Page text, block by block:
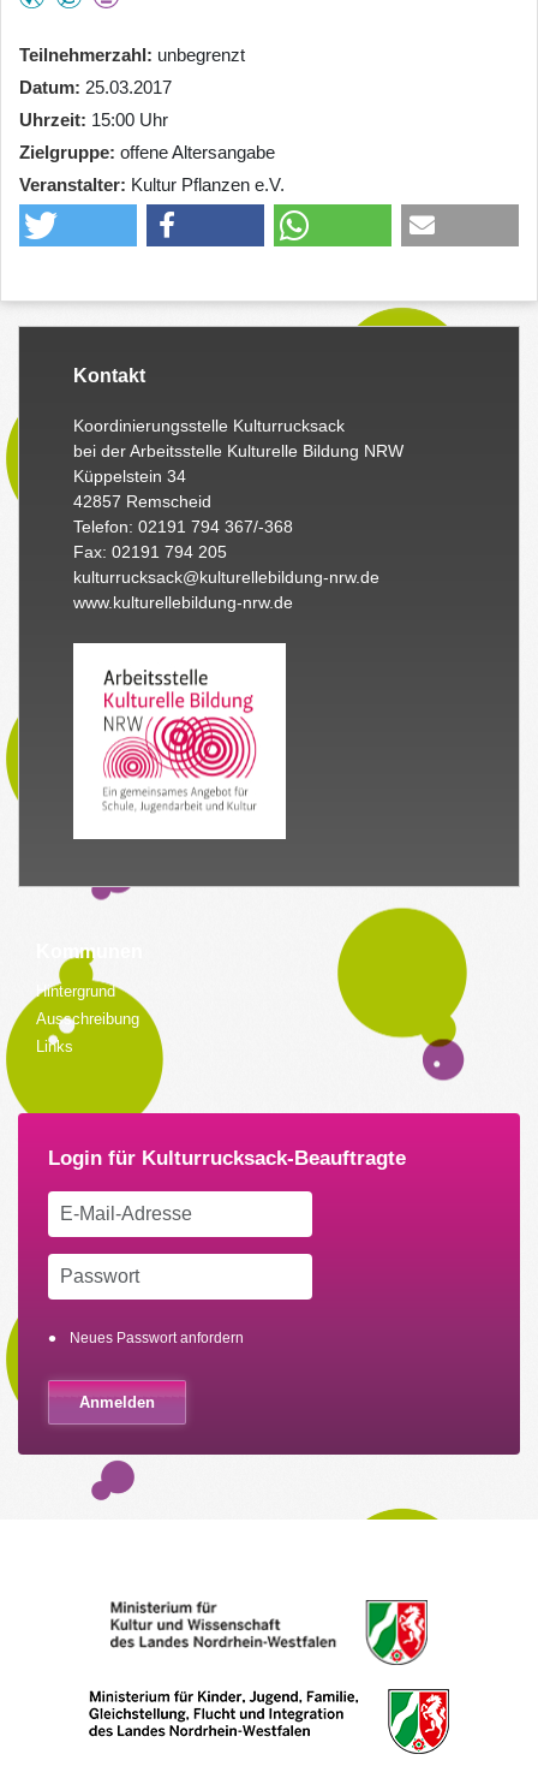
Teilnehmerzahl
unbegrenzt
Datum 25.03.2017
Uhrzeit 15:00 Uhr
Zielgruppe offene Altersangabe
Veranstalter Kultur Pflanzen e.V.
Kontakt
Koordinierungsstelle Kulturrucksack
bei der Arbeitsstelle Kulturelle Bildung NRW
Küppelstein 34
42857 Remscheid
Telefon: 02191 794 367/-368
Fax: 02191 794 205
kulturrucksack@kulturellebildung-nrw.de
www.kulturellebildung-nrw.de
Kommunen
Hintergrund
Ausschreibung
Links
Neues Passwort anfordern